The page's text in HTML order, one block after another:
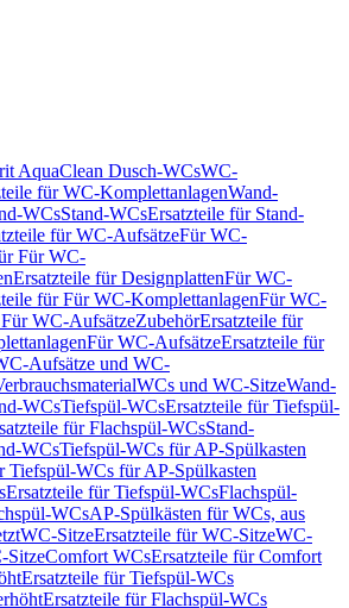
AquaClean Dusch-WCsWC-
für WC-KomplettanlagenWand-
WCsStand-WCsErsatzteile für Stand-
für WC-AufsätzeFür WC-
Für WC-
Ersatzteile für DesignplattenFür WC-
für Für WC-KomplettanlagenFür WC-
WC-AufsätzeZubehörErsatzteile für
Für WC-AufsätzeErsatzteile für
Aufsätze und WC-
WCs und WC-SitzeWand-
WCsTiefspül-WCsErsatzteile für Tiefspül-
für Flachspül-WCsStand-
WCsTiefspül-WCs für AP-Spülkasten
Tiefspül-WCs für AP-Spülkasten
Ersatzteile für Tiefspül-WCsFlachspül-
WCsAP-Spülkästen für WCs, aus
WC-SitzeErsatzteile für WC-SitzeWC-
SitzeComfort WCsErsatzteile für Comfort
Ersatzteile für Tiefspül-WCs
Ersatzteile für Flachspül-WCs